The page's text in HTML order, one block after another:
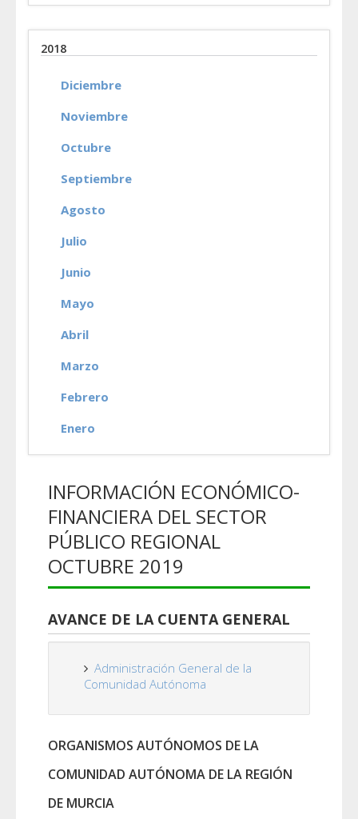
2018
Diciembre
Noviembre
Octubre
Septiembre
Agosto
Julio
Junio
Mayo
Abril
Marzo
Febrero
Enero
INFORMACIÓN ECONÓMICO-
FINANCIERA DEL SECTOR
PÚBLICO REGIONAL
OCTUBRE 2019
AVANCE DE LA CUENTA GENERAL
Administración General de la
Comunidad Autónoma
ORGANISMOS AUTÓNOMOS DE LA
COMUNIDAD AUTÓNOMA DE LA REGIÓN
DE MURCIA